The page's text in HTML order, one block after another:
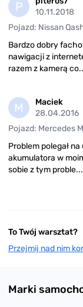
P
10.11.2018
Pojazd: Nissan
Bardzo dobry
nawigacji z
razem z kamerą
M
Maciek
28.04.2016
Pojazd: Mercedes
Problem polegał
akumulatora w
sobie z tym proble...
To Twój warsztat?
Przejmij nad nim
Marki